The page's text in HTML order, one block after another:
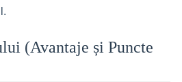
(Avantaje și Puncte